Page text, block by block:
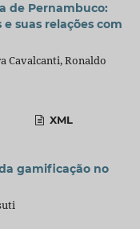
de Pernambuco:
suas relações com
Cavalcanti, Ronaldo
XML
gamificação no